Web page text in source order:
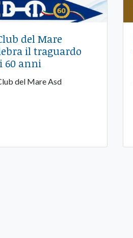
del Mare
il traguardo
60 anni
del Mare Asd